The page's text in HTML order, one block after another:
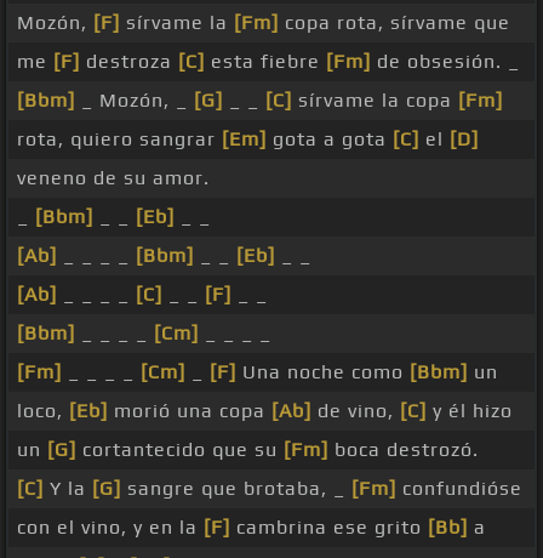
Mozón, [F] sírvame la [Fm] copa rota, sírvame que
me [F] destroza [C] esta fiebre [Fm] de obsesión. _
[Bbm]
_ Mozón, _ [G] [C] sírvame la copa [Fm]
rota, quiero sangrar [Em] gota a gota [C] el [D]
veneno de su amor.
[Bbm] [Eb]
[Ab]
[Bbm] [Eb]
[Ab]
[C] [F]
[Bbm]
[Cm]
[Fm]
[Cm] [F] Una noche como [Bbm] un
loco, [Eb] morió una copa [Ab] de vino, [C] y él hizo
un [G] cortantecido que su [Fm] boca destrozó.
[C] Y la [G] sangre que brotaba, _ [Fm] confundióse
con el vino, y en la [F] cambrina ese grito [Bb] a